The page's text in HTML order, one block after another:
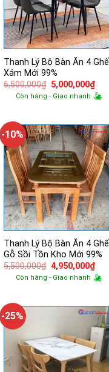
Thanh Lý Bộ Bàn Ăn 4 Ghế
Xám Mới 99%
6,500,000₫ Giá
gốc
là:
5,000,000₫Giá
hiện
tại
Còn hàng - Giao nhanh
-10%
Thanh Lý Bộ Bàn Ăn 4 Ghế
Gỗ Sồi Tồn Kho Mới 99%
5,500,000₫ Giá
gốc
là:
4,950,000₫Giá
hiện
tại
Còn hàng - Giao nhanh
-25%